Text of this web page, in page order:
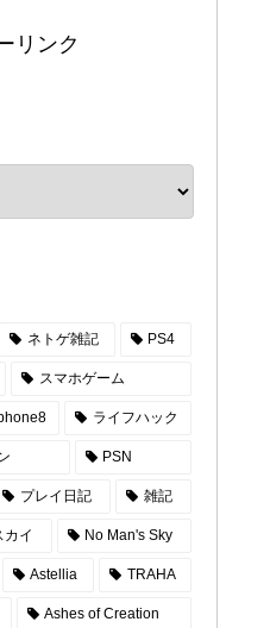
リンク
ネトゲ雑記 PS4
スマホゲーム
ライフハック
PSN
プレイ日記 雑記
カイ No Man's Sky
Astellia TRAHA
Ashes of Creation